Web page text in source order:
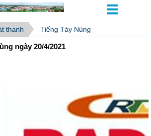
thanh Tiếng Tày Nùng
ngày 20/4/2021